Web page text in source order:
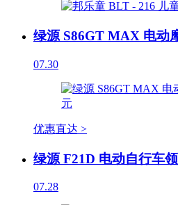
绿源 S86GT MAX 电动
07.30
优惠直达 >
绿源 F21D 电动自行车
07.28